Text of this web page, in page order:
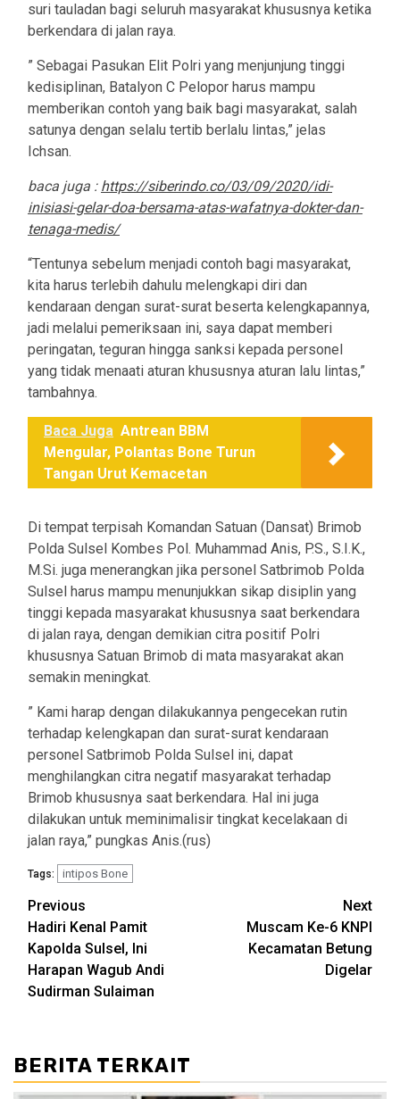
suri tauladan bagi seluruh masyarakat khususnya ketika
berkendara di jalan raya.
” Sebagai Pasukan Elit Polri yang menjunjung tinggi
kedisiplinan, Batalyon C Pelopor harus mampu
memberikan contoh yang baik bagi masyarakat, salah
satunya dengan selalu tertib berlalu lintas,” jelas
Ichsan.
baca juga : https://siberindo.co/03/09/2020/idi-
inisiasi-gelar-doa-bersama-atas-wafatnya-dokter-dan-
tenaga-medis/
“Tentunya sebelum menjadi contoh bagi masyarakat,
kita harus terlebih dahulu melengkapi diri dan
kendaraan dengan surat-surat beserta kelengkapannya,
jadi melalui pemeriksaan ini, saya dapat memberi
peringatan, teguran hingga sanksi kepada personel
yang tidak menaati aturan khususnya aturan lalu lintas,”
tambahnya.
Baca Juga Antrean BBM
Mengular, Polantas Bone Turun
Tangan Urut Kemacetan
Di tempat terpisah Komandan Satuan (Dansat) Brimob
Polda Sulsel Kombes Pol. Muhammad Anis, P.S., S.I.K.,
M.Si. juga menerangkan jika personel Satbrimob Polda
Sulsel harus mampu menunjukkan sikap disiplin yang
tinggi kepada masyarakat khususnya saat berkendara
di jalan raya, dengan demikian citra positif Polri
khususnya Satuan Brimob di mata masyarakat akan
semakin meningkat.
” Kami harap dengan dilakukannya pengecekan rutin
terhadap kelengkapan dan surat-surat kendaraan
personel Satbrimob Polda Sulsel ini, dapat
menghilangkan citra negatif masyarakat terhadap
Brimob khususnya saat berkendara. Hal ini juga
dilakukan untuk meminimalisir tingkat kecelakaan di
jalan raya,” pungkas Anis.(rus)
Tags: intipos Bone
Post
navigation
Previous
Hadiri Kenal Pamit
Kapolda Sulsel, Ini
Harapan Wagub Andi
Sudirman Sulaiman
Next
Muscam Ke-6 KNPI
Kecamatan Betung
Digelar
BERITA TERKAIT